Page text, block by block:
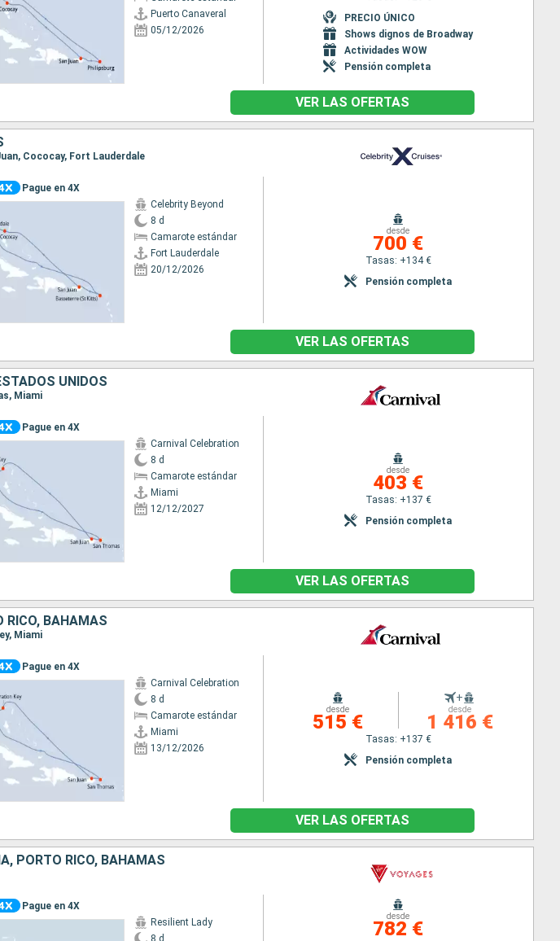
Puerto Canaveral
05/12/2026
PRECIO ÚNICO
Shows dignos de Broadway
Actividades WOW
Pensión completa
VER LAS OFERTAS
Cococay, Fort Lauderdale
Pague en 4X
Celebrity Beyond
8 d
Camarote estándar
Fort Lauderdale
20/12/2026
desde
700 €
Tasas: +134 €
Pensión completa
VER LAS OFERTAS
UNIDOS
Miami
Pague en 4X
Carnival Celebration
8 d
Camarote estándar
Miami
12/12/2027
desde
403 €
Tasas: +137 €
Pensión completa
VER LAS OFERTAS
RICO, BAHAMAS
Miami
Pague en 4X
Carnival Celebration
8 d
Camarote estándar
Miami
13/12/2026
desde
515 €
+
desde
1 416 €
Tasas: +137 €
Pensión completa
VER LAS OFERTAS
PORTO RICO, BAHAMAS
Pague en 4X
Resilient Lady
8 d
desde
782 €